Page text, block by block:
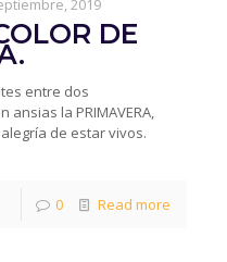
2019
DE
entre dos
la PRIMAVERA,
de estar vivos.
0 Read more